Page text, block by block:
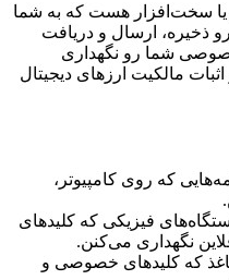
یا سخت‌افزار هست که به شما
ذخیره، ارسال و دریافت
شما رو نگهداری
مالکیت ارزهای دیجیتال
که روی کامپیوتر،
فیزیکی که کلیدهای
نگهداری می‌کنن.
که کلیدهای خصوصی و